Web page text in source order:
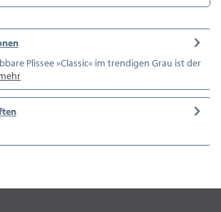
Plissee »Classic« im trendigen Grau ist der